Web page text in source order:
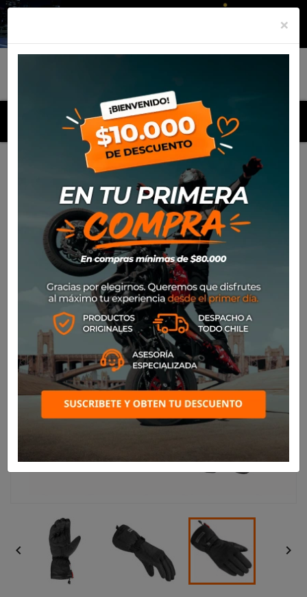
MENU
Productos Equipamiento
Guante Spidi
Wintertourer-Kp
 
×